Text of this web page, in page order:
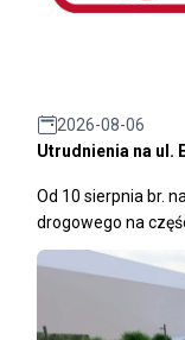
2026-08-06
Utrudnienia na ul.
Od 10 sierpnia br.
drogowego na